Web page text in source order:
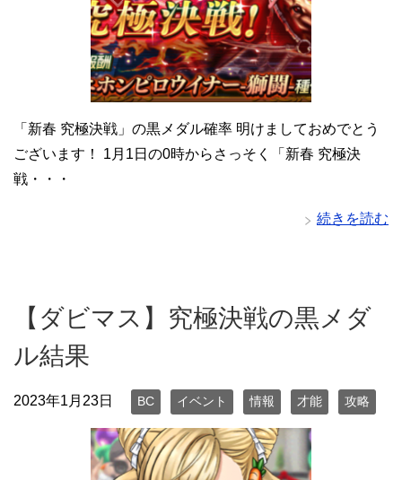
「新春 究極決戦」の黒メダル確率 明けましておめでとう
ございます！ 1月1日の0時からさっそく「新春 究極決
戦・・・
続きを読む
【ダビマス】究極決戦の黒メダ
ル結果
2023年1月23日 BC イベント 情報 才能 攻略